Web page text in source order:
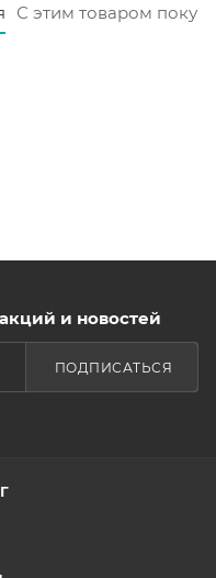
С этим товаром
и новостей
ПОДПИСАТЬСЯ